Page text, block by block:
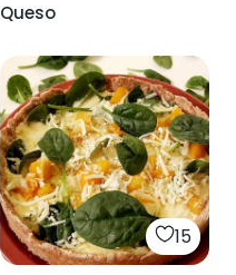
Queso
15